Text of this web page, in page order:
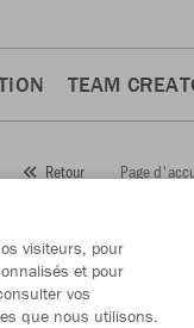
TEAM
Retour Page
Numéro d’article:
visiteurs, pour
et pour
vos
que nous utilisons.